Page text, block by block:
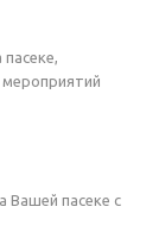
Вашей пасеке с